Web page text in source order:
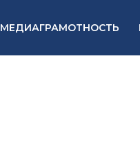
МЕДИАГРАМОТНОСТЬ